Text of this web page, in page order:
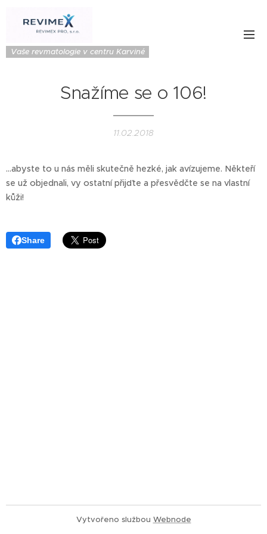
Vaše revmatologie v centru Karviné
Snažíme se o 106!
11.02.2018
...abyste to u nás měli skutečně hezké, jak avízujeme. Někteří
se už objednali, vy ostatní přijďte a přesvědčte se na vlastní
kůži!
Share
Vytvořeno službou Webnode